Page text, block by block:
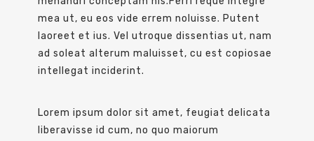
mea ut, eu eos vide errem noluisse. Putent
laoreet et ius. Vel utroque dissentias ut, nam
ad soleat alterum maluisset, cu est copiosae
intellegat inciderint.
Lorem ipsum dolor sit amet, feugiat delicata
liberavisse id cum, no quo maiorum